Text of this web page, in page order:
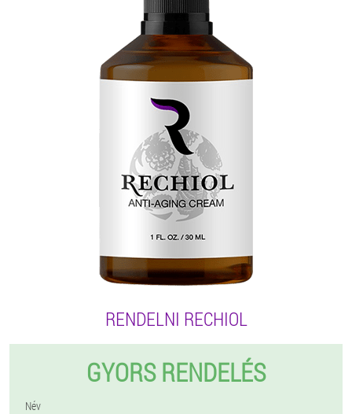
RENDELNI RECHIOL
GYORS RENDELÉS
Név